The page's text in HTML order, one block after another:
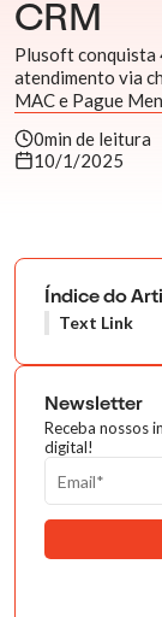
CRM
Plusoft conquista
atendimento via
MAC e Pague
0min de leitura
10/1/2025
Índice do
Text Link
Newsletter
Receba nossos
digital!